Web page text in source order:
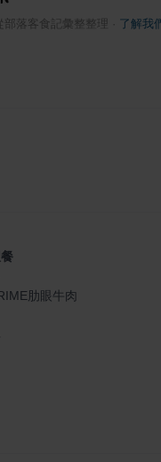
落客食記彙整整理 了解我
肋眼牛肉